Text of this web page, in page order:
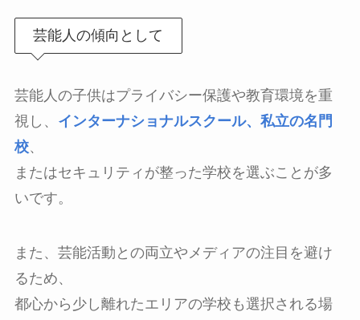
芸能人の傾向として
芸能人の子供はプライバシー保護や教育環境を重
視し、 インターナショナルスクール、私立の名門
校、
またはセキュリティが整った学校を選ぶことが多
いです。
また、芸能活動との両立やメディアの注目を避け
るため、
都心から少し離れたエリアの学校も選択される場